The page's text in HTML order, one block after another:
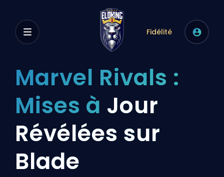
Fidélité
Marvel Rivals :
Mises à Jour
Révélées sur
Blade